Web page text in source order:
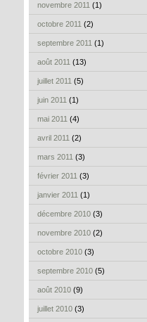
novembre 2011 (1)
octobre 2011 (2)
septembre 2011 (1)
août 2011 (13)
juillet 2011 (5)
juin 2011 (1)
mai 2011 (4)
avril 2011 (2)
mars 2011 (3)
février 2011 (3)
janvier 2011 (1)
décembre 2010 (3)
novembre 2010 (2)
octobre 2010 (3)
septembre 2010 (5)
août 2010 (9)
juillet 2010 (3)